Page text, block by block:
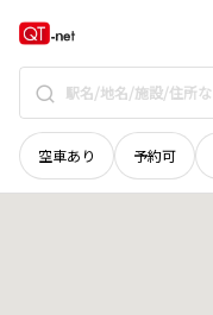
空車あり 予約可
秋田県